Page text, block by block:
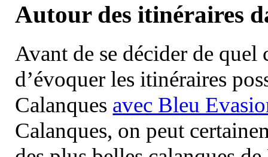
Autour des itinéraires
Avant de se décider de
d’évoquer les itinéraires
Calanques avec Bleu
Calanques, on peut